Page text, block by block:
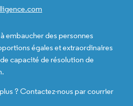
embaucher des personnes
égales et extraordinaires
capacité de résolution de
? Contactez-nous par courrier